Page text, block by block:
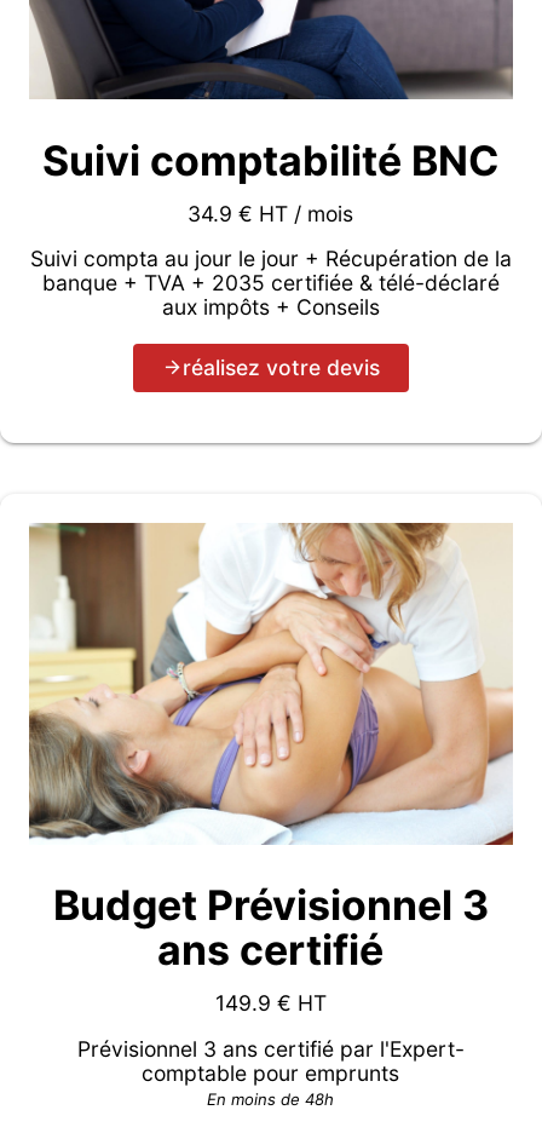
Suivi comptabilité BNC
34.9 € HT / mois
Suivi compta au jour le jour + Récupération de la
banque + TVA + 2035 certifiée & télé-déclaré
aux impôts + Conseils
réalisez votre devis
Budget Prévisionnel 3
ans certifié
149.9 € HT
Prévisionnel 3 ans certifié par l'Expert-
comptable pour emprunts
En moins de 48h